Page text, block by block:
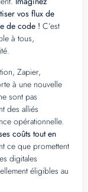
vos flux de
de code ! C’est
à tous,
Zapier,
à une nouvelle
sont pas
des alliés
opérationnelle.
coûts tout en
ce que promettent
digitales
éligibles au